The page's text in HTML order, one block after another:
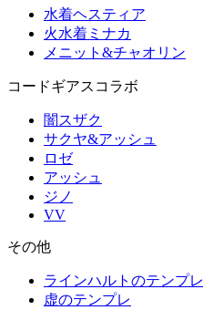
水着ヘスティア
火水着ミナカ
メニット&チャオリン
コードギアスコラボ
闇スザク
サクヤ&アッシュ
ロゼ
アッシュ
ジノ
VV
その他
ラインハルトのテンプレ
虚のテンプレ